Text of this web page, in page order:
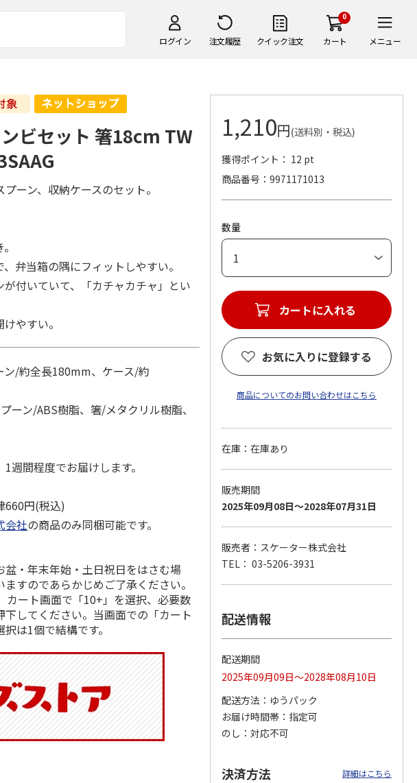
ログイン 注文履歴 クイック注文
0
カート メニュー
カットマグ
ムポムプ
税込)
マスコット入りドリ
ンクボトル ハロー
キティ PSPR5MC
3,300円
(送料別・税込)
ふわっとフタタイト
1,485円
(送料別・税込)
コーデュロイ生地ラ
キティ KCOB2
2,200円
(送料別・税込)
八角形ステンレスマ
ビセット 箸18cm TW
ーン、収納ケースのセット。
弁当箱の隅にフィットしやすい。
付いていて、「カチャカチャ」とい
やすい。
/約全長180mm、ケース/約
ン/ABS樹脂、箸/メタクリル樹脂、
間程度でお届けします。
660円(税込)
会社の商品のみ同梱可能です。
・年末年始・土日祝日をはさむ場
すのであらかじめご了承ください。
ート画面で「10+」を選択、必要数
してください。当画面での「カート
は1個で結構です。
1,210円(送料別・税込)
獲得ポイント： 12 pt
商品番号
9971171013
数量
カートに入れる
お気に入りに登録する
商品についてのお問い合わせはこちら
在庫：在庫あり
販売期間
2025年09月08日～2028年07月31日
販売者：スケーター株式会社
TEL： 03-5206-3931
配送情報
配送期間
2025年09月09日～2028年08月10日
配送方法
ゆうパック
お届け時間帯
指定可
のし
対応不可
決済方法 詳細はこちら